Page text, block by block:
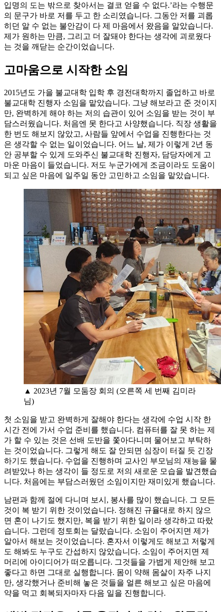
입명의 도는 밖으로 찾아서는 결코 얻을 수 없다.’라는 수행문
의 문구가 바로 저를 두고 한 소리였습니다. 그동안 저를 괴롭
히던 알 수 없는 불안감이 다 제 마음에서 왔음을 알았습니다.
제가 원하는 만큼, 그리고 더 잘돼야 한다는 생각에 괴로웠다
는 것을 깨닫는 순간이었습니다.
고마움으로 시작한 소임
2015년도 가을 불교대학 입학 후 경전대학까지 졸업하고 바로
불교대학 진행자 소임을 맡았습니다. 그냥 해보라고 준 것이지
만, 완벽하게 해야 하는 저의 습관이 있어 소임을 받는 것이 부
담스러웠습니다. 처음엔 못 한다고 사양했습니다. 직장 생활을
한 번도 해보지 않았고, 사람들 앞에서 수업을 진행한다는 것
은 생각할 수 없는 일이었습니다. 어느 날, 제가 이렇게 2년 동
안 공부할 수 있게 도와주신 불교대학 진행자, 담당자에게 고
마운 마음이 들었습니다. 저도 누군가에게 조금이라도 도움이
되고 싶은 마음에 일주일 동안 고민하고 소임을 맡았습니다.
▲ 2023년 7월 모둠장 회의 (오른쪽 세 번째 김미라
님)
첫 소임을 받고 완벽하게 잘해야 한다는 생각에 수업 시작 한
시간 전에 가서 수업 준비를 했습니다. 컴퓨터를 잘 못 하는 제
가 할 수 있는 것은 선배 도반을 쫓아다니며 물어보고 부탁하
는 것이었습니다. 그렇게 해도 잘 안되면 심장이 터질 듯 긴장
하기도 했습니다. 수업을 진행하며 교사인 부모님의 재능을 물
려받았나 하는 생각이 들 정도로 저의 새로운 모습을 발견했습
니다. 처음에는 부담스러웠던 소임이지만 재미있게 했습니다.
남편과 함께 절에 다니며 보시, 봉사를 많이 했습니다. 그 모든
것이 복 받기 위한 것이었습니다. 정해진 규율대로 하지 않으
면 혼이 나기도 했지만, 복을 받기 위한 일이라 생각하고 따랐
습니다. 그런데 정토회는 달랐습니다. 소임이 주어지면 제가
알아서 해보는 것이었습니다. 혼자서 이렇게도 해보고 저렇게
도 해봐도 누구도 간섭하지 않았습니다. 소임이 주어지면 제
머리에 아이디어가 떠오릅니다. 그것들을 가볍게 제안해 보고
좋다고 하면 그대로 실행합니다. 몸이 약해 몸살이 자주 나지
만, 생각했거나 준비해 놓은 것들을 얼른 해보고 싶은 마음에
약을 먹고 회복되자마자 다음 일을 진행합니다.